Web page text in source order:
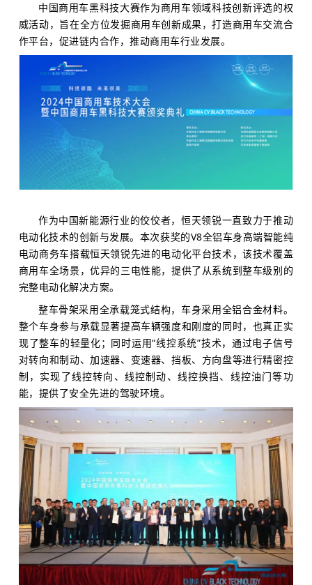
中国商用车黑科技大赛作为商用车领域科技创新评选的权
威活动，旨在全方位发掘商用车创新成果，打造商用车交流合
作平台，促进链内合作，推动商用车行业发展。
作为中国新能源行业的佼佼者，恒天领锐一直致力于推动
电动化技术的创新与发展。本次获奖的V8全铝车身高端智能纯
电动商务车搭载恒天领锐先进的电动化平台技术，该技术覆盖
商用车全场景，优异的三电性能，提供了从系统到整车级别的
完整电动化解决方案。
整车骨架采用全承载笼式结构，车身采用全铝合金材料。
整个车身参与承载显著提高车辆强度和刚度的同时，也真正实
现了整车的轻量化； 同时运用“线控系统”技术，通过电子信号
对转向和制动、加速器、变速器、挡板、方向盘等进行精密控
制，实现了线控转向、线控制动、线控换挡、线控油门等功
能，提供了安全先进的驾驶环境。